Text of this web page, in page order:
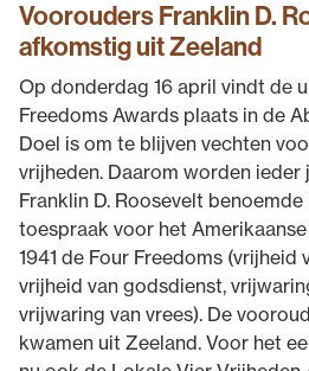
Voorouders Franklin D.
afkomstig uit Zeeland
Op donderdag 16 april vindt de
Freedoms Awards plaats in de
Doel is om te blijven vechten
vrijheden. Daarom worden ieder
Franklin D. Roosevelt
toespraak voor het
1941 de Four Freedoms (vrijheid
vrijheid van godsdienst,
vrijwaring van vrees). De
kwamen uit Zeeland. Voor het